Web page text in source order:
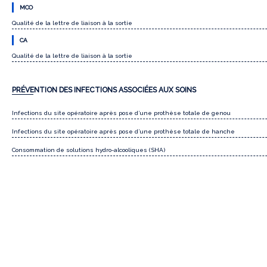
MCO
Qualité de la lettre de liaison à la sortie
CA
Qualité de la lettre de liaison à la sortie
PRÉVENTION DES INFECTIONS ASSOCIÉES AUX SOINS
Infections du site opératoire après pose d’une prothèse totale de genou
Infections du site opératoire après pose d’une prothèse totale de hanche
Consommation de solutions hydro-alcooliques (SHA)